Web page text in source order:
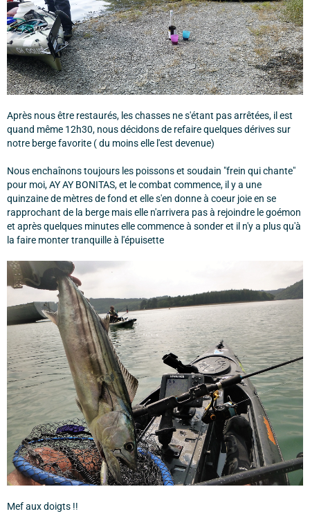
Après nous être restaurés, les chasses ne s'étant pas arrêtées, il est
quand même 12h30, nous décidons de refaire quelques dérives sur
notre berge favorite ( du moins elle l'est devenue)
Nous enchaînons toujours les poissons et soudain "frein qui chante"
pour moi, AY AY BONITAS, et le combat commence, il y a une
quinzaine de mètres de fond et elle s'en donne à coeur joie en se
rapprochant de la berge mais elle n'arrivera pas à rejoindre le goémon
et après quelques minutes elle commence à sonder et il n'y a plus qu'à
la faire monter tranquille à l'épuisette
Mef aux doigts !!